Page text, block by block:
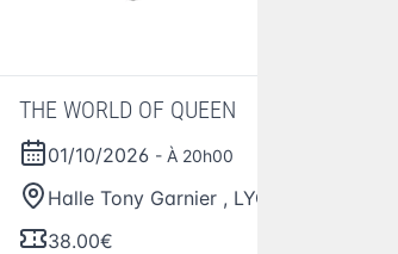
THE WORLD OF QUEEN
01/10/2026 - À 20h00
Halle Tony Garnier , LYON
38.00€